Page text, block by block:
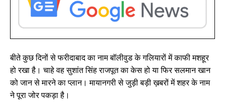
बीते कुछ दिनों से फरीदाबाद का नाम बॉलीवुड के गलियारों में काफी मशहूर
हो रखा है। चाहे वह सुशांत सिंह राजपूत का केस हो या फिर सलमान खान
को जान से मारने का प्लान। मायानगरी से जुड़ी बड़ी ख़बरों में शहर के नाम
ने पूरा जोर पकड़ा है।